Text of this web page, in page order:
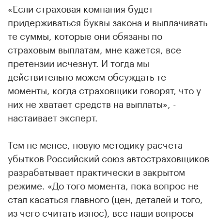
«Если страховая компания будет
придерживаться буквы закона и выплачивать
те суммы, которые они обязаны по
страховым выплатам, мне кажется, все
претензии исчезнут. И тогда мы
действительно можем обсуждать те
моменты, когда страховщики говорят, что у
них не хватает средств на выплаты», -
настаивает эксперт.
Тем не менее, новую методику расчета
убытков Российский союз автостраховщиков
разрабатывает практически в закрытом
режиме. «До того момента, пока вопрос не
стал касаться главного (цен, деталей и того,
из чего считать износ), все наши вопросы